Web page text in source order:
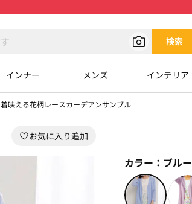
検索
インナー メンズ インテリア
着映える花柄レースカーデアンサンブル
カラー： ブルー